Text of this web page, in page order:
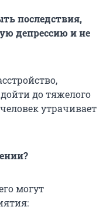
последствия,
депрессию и не
до тяжелого
утрачивает
могут